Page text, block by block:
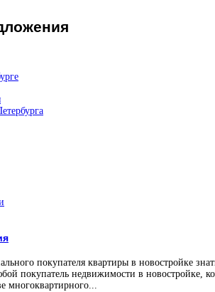
покупателя квартиры в новостройке
покупатель недвижимости в новостройке,
многоквартирного...